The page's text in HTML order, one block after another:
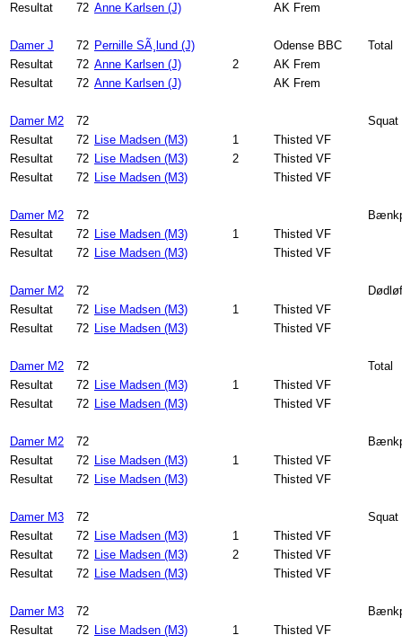
Resultat
72 Anne Karlsen (J) AK Frem
Damer J 72 Pernille SÃ¸lund (J) Odense BBC
Total
Resultat
72 Anne Karlsen (J) 2
AK Frem
Resultat
72 Anne Karlsen (J) AK Frem
Damer M2 72
Squat
Resultat
72 Lise Madsen (M3) 1
Thisted VF
Resultat
72 Lise Madsen (M3) 2
Thisted VF
Resultat
72 Lise Madsen (M3) Thisted VF
Damer M2 72
Resultat
72 Lise Madsen (M3) 1
Thisted VF
Resultat
72 Lise Madsen (M3) Thisted VF
Damer M2 72
Resultat
72 Lise Madsen (M3) 1
Thisted VF
Resultat
72 Lise Madsen (M3) Thisted VF
Damer M2 72
Total
Resultat
72 Lise Madsen (M3) 1
Thisted VF
Resultat
72 Lise Madsen (M3) Thisted VF
Damer M2 72
Resultat
72 Lise Madsen (M3) 1
Thisted VF
Resultat
72 Lise Madsen (M3) Thisted VF
Damer M3 72
Squat
Resultat
72 Lise Madsen (M3) 1
Thisted VF
Resultat
72 Lise Madsen (M3) 2
Thisted VF
Resultat
72 Lise Madsen (M3) Thisted VF
Damer M3 72
Resultat
72 Lise Madsen (M3) 1
Thisted VF